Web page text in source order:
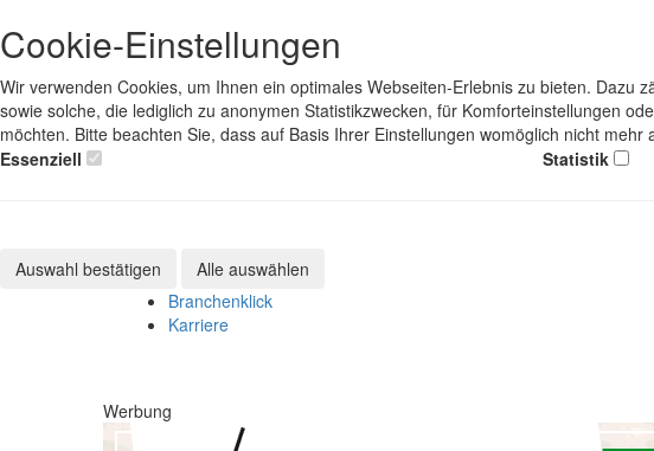
Cookie-Einstellungen
Wir verwenden Cookies, um Ihnen ein optimales Webseiten-Erlebnis zu bieten.
sowie solche, die lediglich zu anonymen Statistikzwecken, für Komforteinstellungen
möchten. Bitte beachten Sie, dass auf Basis Ihrer Einstellungen womöglich nicht
Essenziell
Statistik
Auswahl bestätigen
Alle auswählen
Branchenklick
Karriere
Werbung